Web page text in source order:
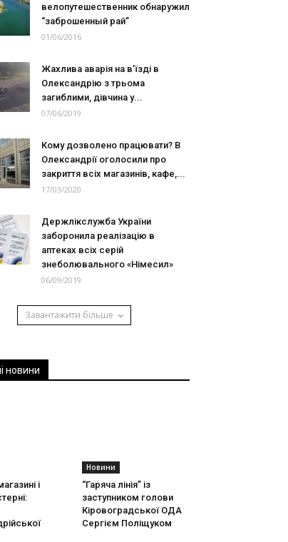
велопутешественник обнаружил
“заброшенный рай”
01/06/2016
Жахлива аварія на в’їзді в
Олександрію з трьома
загиблими, дівчина у...
07/06/2019
Кому дозволено працювати? В
Олександрії оголосили про
закриття всіх магазинів, кафе,...
17/03/2020
Держлікслужба України
заборонила реалізацію в
аптеках всіх серій
знеболювального «Німесил»
06/09/2019
Завантажити більше
новини
і
Новини
“Гаряча лінія” із
заступником голови
Кіровоградської ОДА
Сергієм Поліщуком